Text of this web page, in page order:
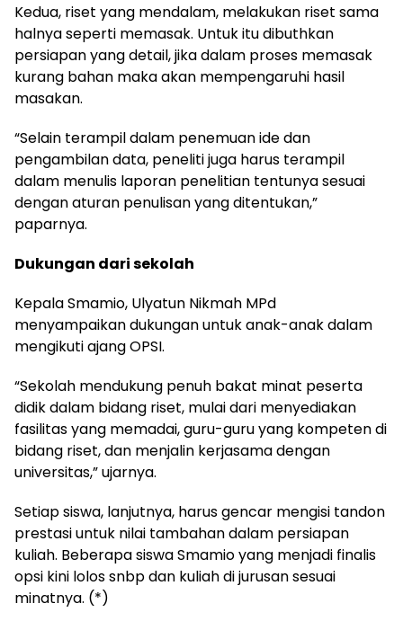
Kedua, riset yang mendalam, melakukan riset sama
halnya seperti memasak. Untuk itu dibuthkan
persiapan yang detail, jika dalam proses memasak
kurang bahan maka akan mempengaruhi hasil
masakan.
“Selain terampil dalam penemuan ide dan
pengambilan data, peneliti juga harus terampil
dalam menulis laporan penelitian tentunya sesuai
dengan aturan penulisan yang ditentukan,”
paparnya.
Dukungan dari sekolah
Kepala Smamio, Ulyatun Nikmah MPd
menyampaikan dukungan untuk anak-anak dalam
mengikuti ajang OPSI.
“Sekolah mendukung penuh bakat minat peserta
didik dalam bidang riset, mulai dari menyediakan
fasilitas yang memadai, guru-guru yang kompeten di
bidang riset, dan menjalin kerjasama dengan
universitas,” ujarnya.
Setiap siswa, lanjutnya, harus gencar mengisi tandon
prestasi untuk nilai tambahan dalam persiapan
kuliah. Beberapa siswa Smamio yang menjadi finalis
opsi kini lolos snbp dan kuliah di jurusan sesuai
minatnya. (*)